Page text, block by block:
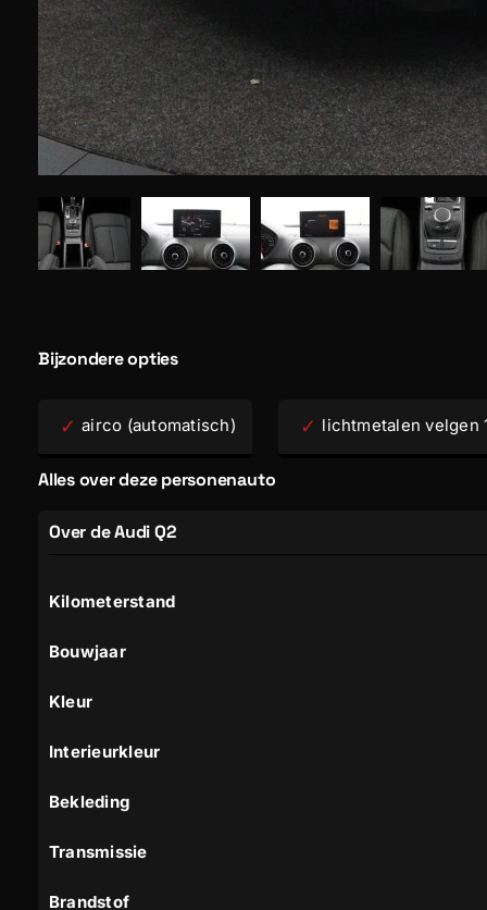
Bijzondere opties
airco (automatisch) lichtmetalen velgen
Alles over deze personenauto
Over de Audi Q2
Kilometerstand
Bouwjaar
Kleur
Interieurkleur
Bekleding
Transmissie
Brandstof